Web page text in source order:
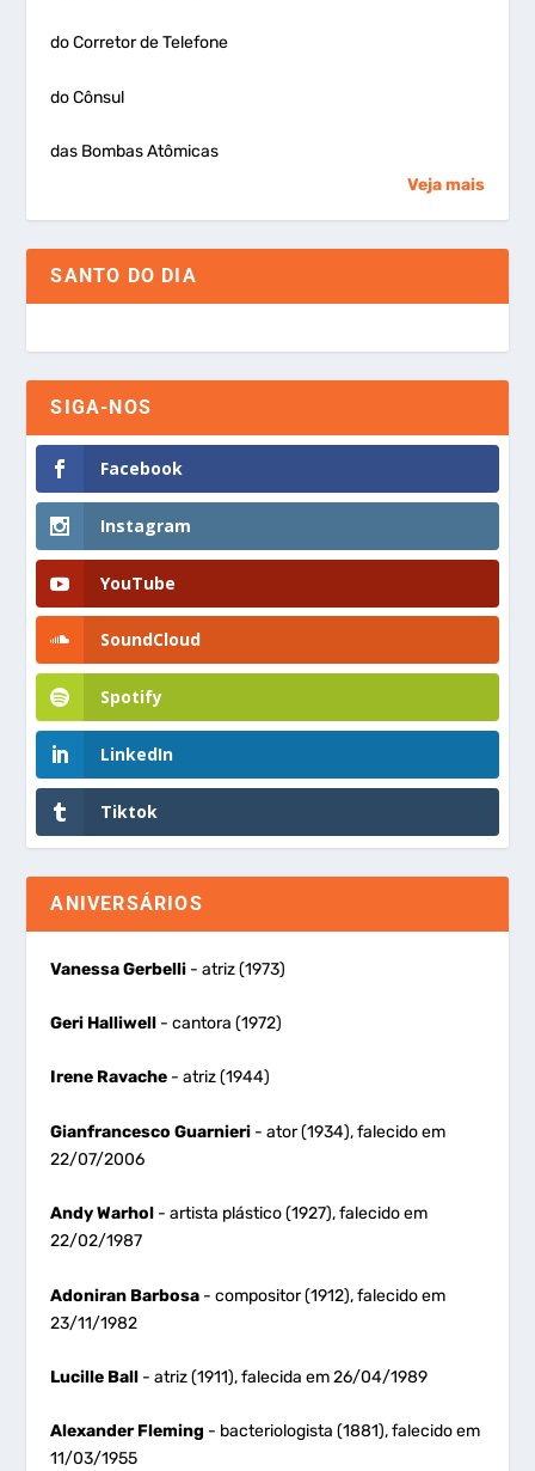
do Corretor de Telefone
do Cônsul
das Bombas Atômicas
Veja mais
SANTO DO DIA
SIGA-NOS
Facebook
Instagram
YouTube
SoundCloud
Spotify
LinkedIn
Tiktok
ANIVERSÁRIOS
Vanessa Gerbelli - atriz (1973)
Geri Halliwell - cantora (1972)
Irene Ravache - atriz (1944)
Gianfrancesco Guarnieri - ator (1934), falecido em
22/07/2006
Andy Warhol - artista plástico (1927), falecido em
22/02/1987
Adoniran Barbosa - compositor (1912), falecido em
23/11/1982
Lucille Ball - atriz (1911), falecida em 26/04/1989
Alexander Fleming - bacteriologista (1881), falecido em
11/03/1955